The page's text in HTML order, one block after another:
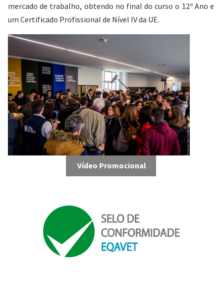
mercado de trabalho, obtendo no final do curso o 12º Ano e
um Certificado Profissional de Nível IV da UE.
Vídeo Promocional